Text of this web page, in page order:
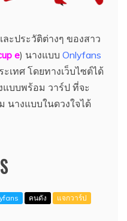
ละประวัติต่างๆ ของสาว
e) นางแบบ Onlyfans
เทศ โดยทางเว็บไซต์ได้
แบบพร้อม วาร์ป ที่จะ
นางแบบในดวงใจได้
คนดัง
แจกวาร์ป